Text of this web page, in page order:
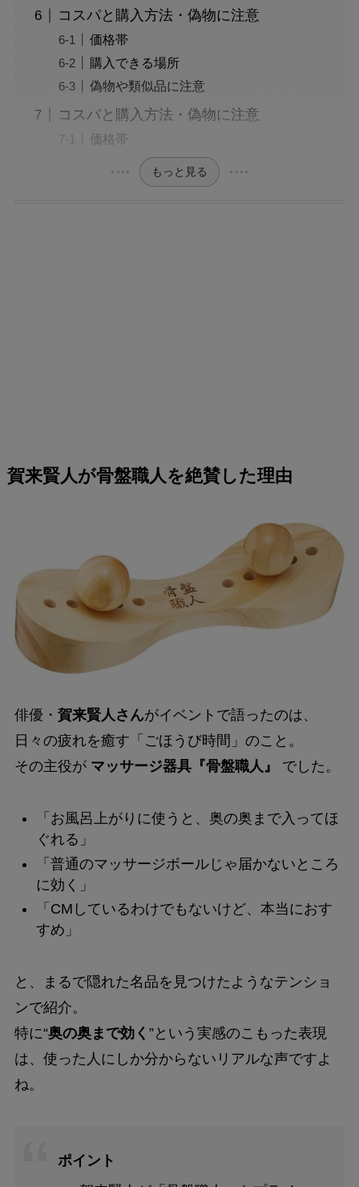
コスパと購入方法・偽物に注意
価格帯
購入できる場所
偽物や類似品に注意
コスパと購入方法・偽物に注意
価格帯
もっと見る
賀来賢人が骨盤職人を絶賛した理由
俳優・ 賀来賢人さんがイベントで語ったのは、
日々の疲れを癒す「ごほうび時間」のこと。
その主役が マッサージ器具『骨盤職人』 でした。
「お風呂上がりに使うと、奥の奥まで入ってほ
ぐれる」
「普通のマッサージボールじゃ届かないところ
に効く」
「CMしているわけでもないけど、本当におす
すめ」
と、まるで隠れた名品を見つけたようなテンショ
ンで紹介。
特に“奥の奥まで効く ”という実感のこもった表現
は、使った人にしか分からないリアルな声ですよ
ね。
ポイント